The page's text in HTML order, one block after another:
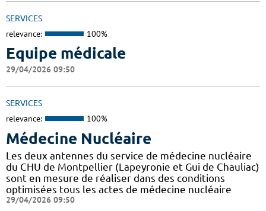
SERVICES
relevance: 100%
Equipe médicale
29/04/2026 09:50
SERVICES
relevance: 100%
Médecine Nucléaire
Les deux antennes du service de médecine nucléaire
du CHU de Montpellier (Lapeyronie et Gui de Chauliac)
sont en mesure de réaliser dans des conditions
optimisées tous les actes de médecine nucléaire
29/04/2026 09:50